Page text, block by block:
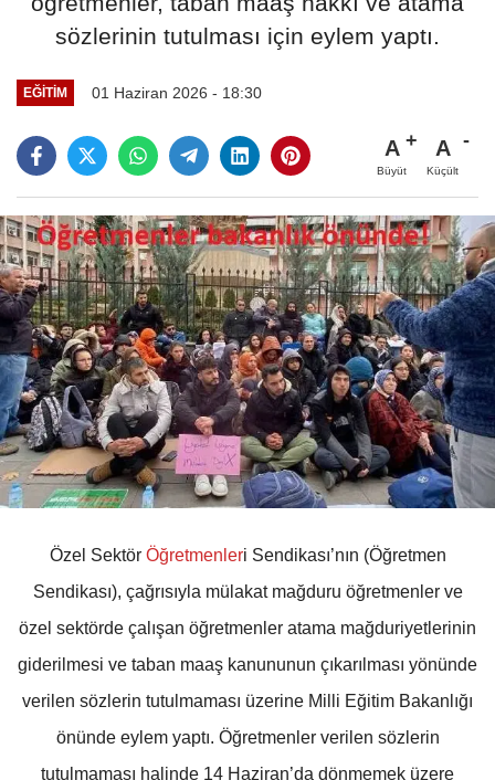
sözlerinin tutulması için eylem yaptı.
EĞİTİM 01 Haziran 2026 - 18:30
A
Büyüt
A
Küçült
Özel Sektör Öğretmenleri Sendikası’nın (Öğretmen
Sendikası), çağrısıyla mülakat mağduru öğretmenler ve
özel sektörde çalışan öğretmenler atama mağduriyetlerinin
giderilmesi ve taban maaş kanununun çıkarılması yönünde
verilen sözlerin tutulmaması üzerine Milli Eğitim Bakanlığı
önünde eylem yaptı. Öğretmenler verilen sözlerin
tutulmaması halinde 14 Haziran’da dönmemek üzere